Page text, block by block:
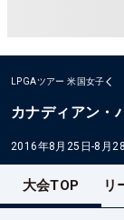
LPGAツアー 米国女子
カナディアン・
2016年8月25日-8月
大会TOP リ